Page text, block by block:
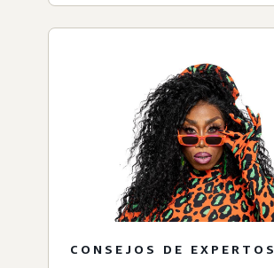
CONSEJOS DE EXPERTOS